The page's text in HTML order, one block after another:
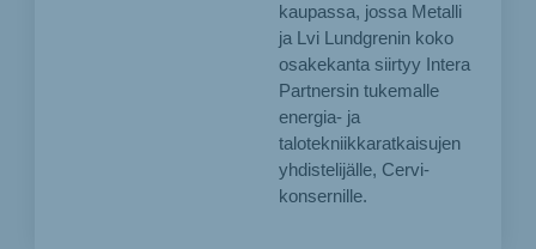
kaupassa, jossa Metalli
ja Lvi Lundgrenin koko
osakekanta siirtyy Intera
Partnersin tukemalle
energia- ja
talotekniikkaratkaisujen
yhdistelijälle, Cervi-
konsernille.